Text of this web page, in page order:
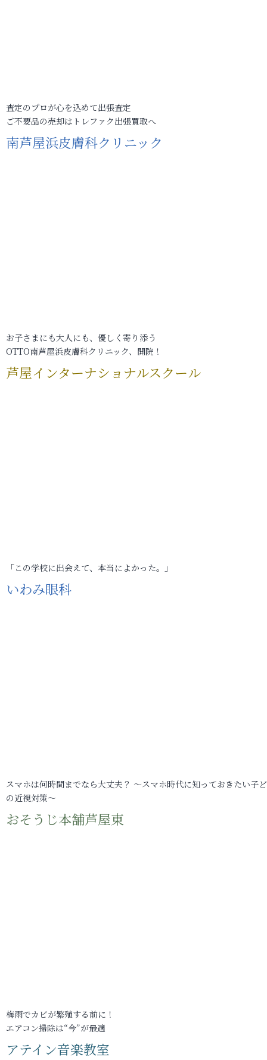
査定のプロが心を込めて出張査定
ご不要品の売却はトレファク出張買取へ
南芦屋浜皮膚科クリニック
お子さまにも大人にも、優しく寄り添う
OTTO南芦屋浜皮膚科クリニック、開院！
芦屋インターナショナルスクール
「この学校に出会えて、本当によかった。」
いわみ眼科
スマホは何時間までなら大丈夫？ ～スマホ時代に知っておきたい子
の近視対策～
おそうじ本舗芦屋東
梅雨でカビが繁殖する前に！
エアコン掃除は“今”が最適
アテイン音楽教室